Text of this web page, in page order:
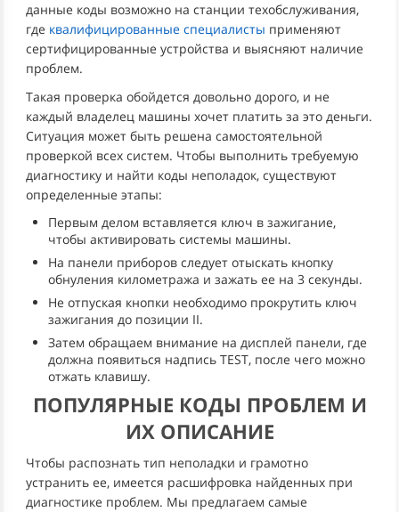
данные коды возможно на станции техобслуживания,
где квалифицированные специалисты применяют
сертифицированные устройства и выясняют наличие
проблем.
Такая проверка обойдется довольно дорого, и не
каждый владелец машины хочет платить за это деньги.
Ситуация может быть решена самостоятельной
проверкой всех систем. Чтобы выполнить требуемую
диагностику и найти коды неполадок, существуют
определенные этапы:
Первым делом вставляется ключ в зажигание,
чтобы активировать системы машины.
На панели приборов следует отыскать кнопку
обнуления километража и зажать ее на 3 секунды.
Не отпуская кнопки необходимо прокрутить ключ
зажигания до позиции II.
Затем обращаем внимание на дисплей панели, где
должна появиться надпись TEST, после чего можно
отжать клавишу.
ПОПУЛЯРНЫЕ КОДЫ ПРОБЛЕМ И
ИХ ОПИСАНИЕ
Чтобы распознать тип неполадки и грамотно
устранить ее, имеется расшифровка найденных при
диагностике проблем. Мы предлагаем самые